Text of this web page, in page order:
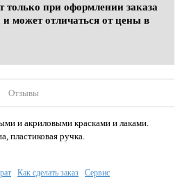
только при оформлении заказа
и может отличаться от цены в
Отзывы
и акриловыми красками и лаками.
пластиковая ручка.
Как сделать заказ Сервис